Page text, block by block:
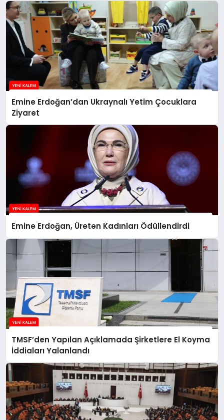
Emine Erdoğan’dan Ukraynalı Yetim Çocuklara
Ziyaret
Emine Erdoğan, Üreten Kadınları Ödüllendirdi
TMSF’den Yapılan Açıklamada Şirketlere El Koyma
İddiaları Yalanlandı